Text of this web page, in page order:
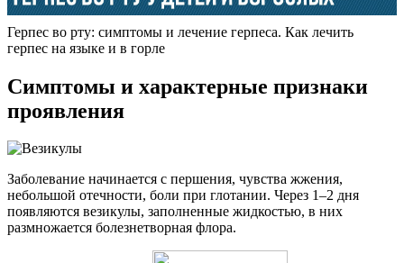
Герпес во рту: симптомы и лечение герпеса. Как лечить
герпес на языке и в горле
Симптомы и характерные признаки
проявления
Заболевание начинается с першения, чувства жжения,
небольшой отечности, боли при глотании. Через 1–2 дня
появляются везикулы, заполненные жидкостью, в них
размножается болезнетворная флора.